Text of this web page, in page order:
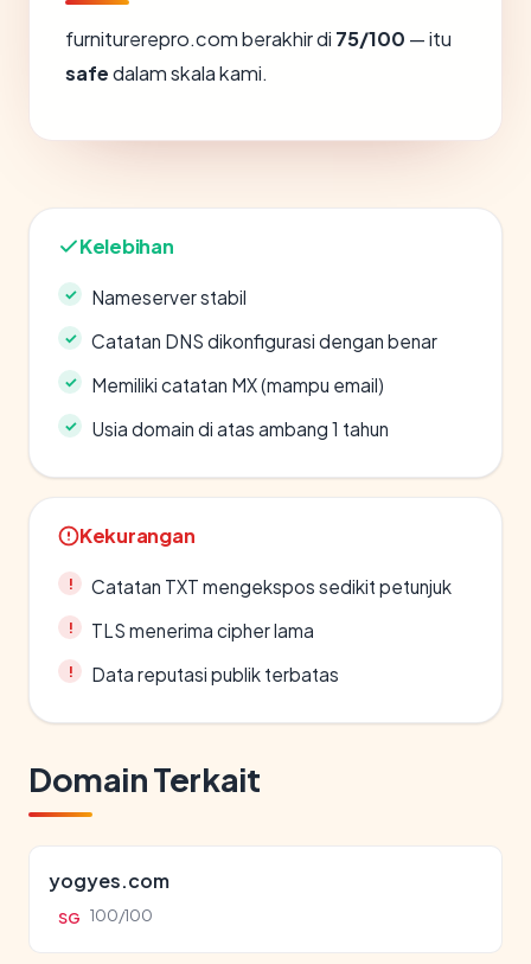
furniturerepro.com berakhir di 75/100 — itu
safedalam skala kami.
Kelebihan
Nameserver stabil
Catatan DNS dikonfigurasi dengan benar
Memiliki catatan MX (mampu email)
Usia domain di atas ambang 1 tahun
Kekurangan
Catatan TXT mengekspos sedikit petunjuk
TLS menerima cipher lama
Data reputasi publik terbatas
Domain Terkait
yogyes.com
SG 100/100